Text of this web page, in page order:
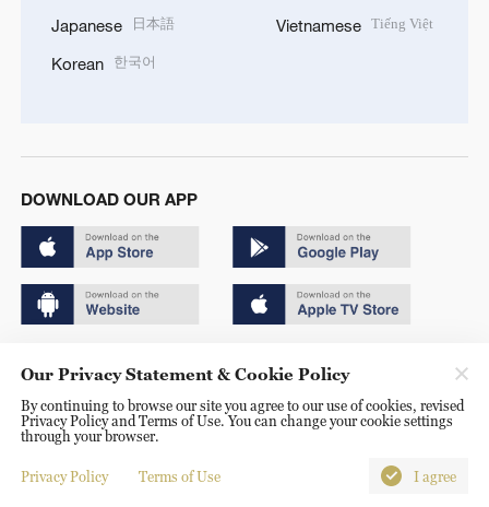
Japanese 日本語
Korean 한국어
Vietnamese Tiếng Việt
DOWNLOAD OUR APP
京ICP备20000184号
京公网安备 11010502050052号
Disinformation report hotline: 010-85061466
Our Privacy Statement & Cookie Policy
By continuing to browse our site you agree to our use of cookies, revised
Privacy Policy and Terms of Use. You can change your cookie settings
through your browser.
Privacy Policy Terms of Use I agree